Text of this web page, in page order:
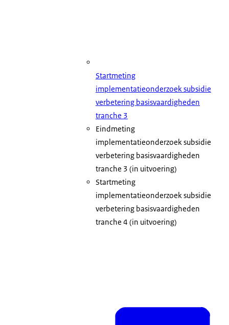
Startmeting
implementatieonderzoek subsidie
verbetering basisvaardigheden
tranche 3
Eindmeting
implementatieonderzoek subsidie
verbetering basisvaardigheden
tranche 3 (in uitvoering)
Startmeting
implementatieonderzoek subsidie
verbetering basisvaardigheden
tranche 4 (in uitvoering)